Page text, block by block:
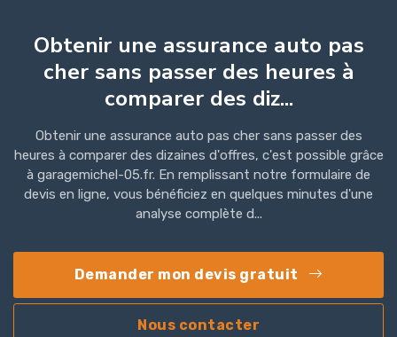
Obtenir une assurance auto pas
cher sans passer des heures à
comparer des diz...
Obtenir une assurance auto pas cher sans passer des
heures à comparer des dizaines d'offres, c'est possible grâce
à garagemichel-05.fr. En remplissant notre formulaire de
devis en ligne, vous bénéficiez en quelques minutes d'une
analyse complète d...
Demander mon devis gratuit
Nous contacter